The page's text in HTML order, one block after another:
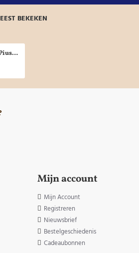
BEKEKEN
Antoninus Pius - DIVUS ANTONINUS adelaar (F2005)
Mijn account
Mijn Account
Registreren
Nieuwsbrief
Bestelgeschiedenis
Cadeaubonnen